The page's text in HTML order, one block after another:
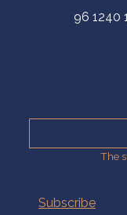
96 1240
The